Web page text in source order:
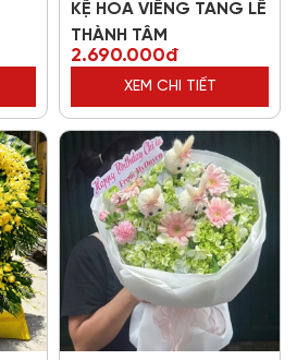
KỆ HOA VIẾNG TANG LỄ
THÀNH TÂM
2.690.000đ
XEM CHI TIẾT